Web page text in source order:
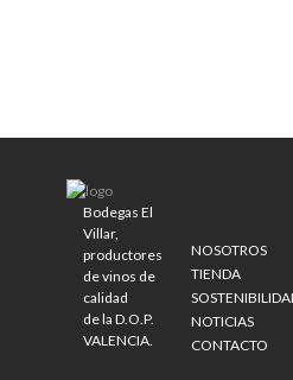
Bodegas El
Villar,
productores
de vinos de
calidad
de la D.O.P.
VALENCIA.
NOSOTROS
TIENDA
NOTICIAS
CONTACTO